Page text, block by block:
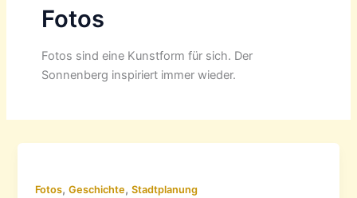
Fotos
Fotos sind eine Kunstform für sich. Der
Sonnenberg inspiriert immer wieder.
Fotos,Geschichte,Stadtplanung